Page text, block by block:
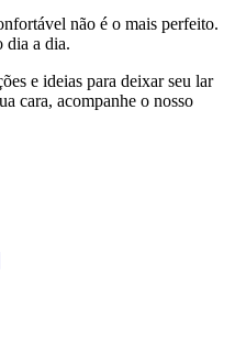
não é o mais perfeito.
dia a dia.
e ideias para deixar seu lar
cara, acompanhe o nosso